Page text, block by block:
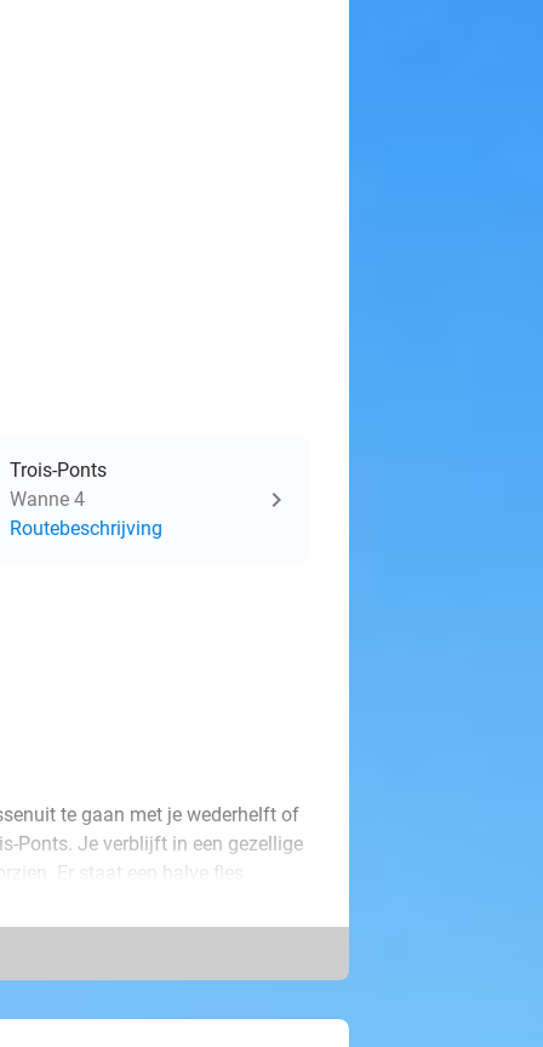
Trois-Ponts
Wanne 4
Routebeschrijving
te gaan met je wederhelft of
Ponts. Je verblijft in een gezellige
Er staat een halve fles
een heerlijk ontbijt om
Formule 1-fans zullen niet